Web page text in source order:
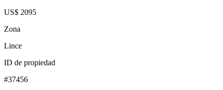
US$ 2095
Zona
Lince
ID de propiedad
#37456